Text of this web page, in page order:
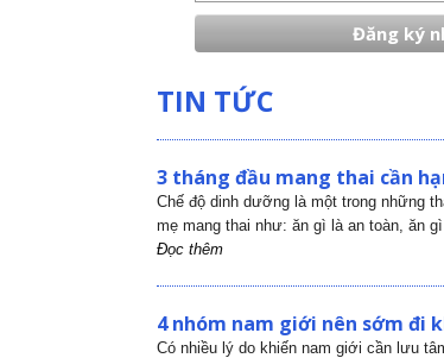
TIN TỨC
3 tháng đầu mang thai cần
Chế độ dinh dưỡng là một trong những
mẹ mang thai như: ăn gì là an toàn, ăn gì
Đọc thêm
4 nhóm nam giới nên sớm đi
Có nhiều lý do khiến nam giới cần lưu